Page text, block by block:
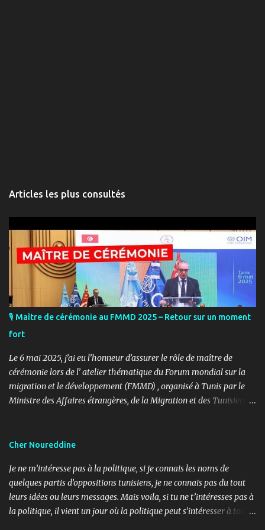
Articles les plus consultés
🎙️ Maître de cérémonie au FMMD 2025 – Retour sur un moment
fort
Le 6 mai 2025, j’ai eu l’honneur d’assurer le rôle de maître de
cérémonie lors de l’ atelier thématique du Forum mondial sur la
migration et le développement (FMMD) , organisé à Tunis par le
Ministre des Affaires étrangères, de la Migration et des Tunisiens à
niveau a rassemblé des diplomates, des experts de la diaspora, des
civile autour d’un objectif commun : renforcer le rôle stratégique
de la diaspora dans le développement durable, l’investissement et
la coopération internationale. 🎤 Mon rôle : donner le rythme,
porter la voix du dialogue En tant que maître de cérémonie, mon
Cher Noureddine
Je ne m’intéresse pas à la politique, si je connais les noms de
quelques partis d’oppositions tunisiens, je ne connais pas du tout
leurs idées ou leurs messages. Mais voila, si tu ne t’intéresses pas à
la politique, il vient un jour où la politique peut s’intéresser à toi…